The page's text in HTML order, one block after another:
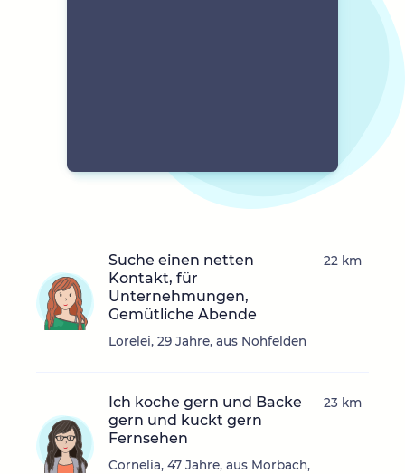
Suche einen netten
Kontakt, für
Unternehmungen,
Gemütliche Abende
Lorelei, 29 Jahre, aus Nohfelden
22 km
Ich koche gern und Backe
gern und kuckt gern
Fernsehen
Cornelia, 47 Jahre, aus Morbach,
23 km